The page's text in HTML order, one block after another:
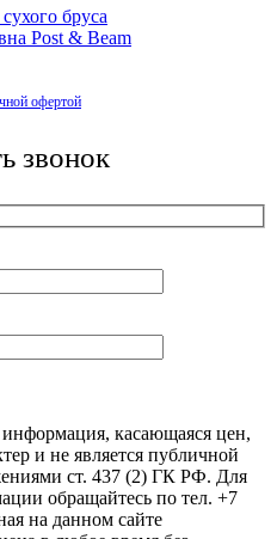
бруса
Post & Beam
офертой
звонок
информация, касающаяся цен,
и не является публичной
ст. 437 (2) ГК РФ. Для
обращайтесь по тел. +7
на данном сайте